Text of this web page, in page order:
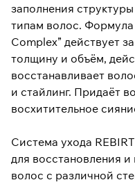
заполнения
типам волос.
Complex” действует
толщину и объём,
восстанавливает
и стайлинг. Придаёт
восхитительное
Система ухода
для восстановления
волос с различной